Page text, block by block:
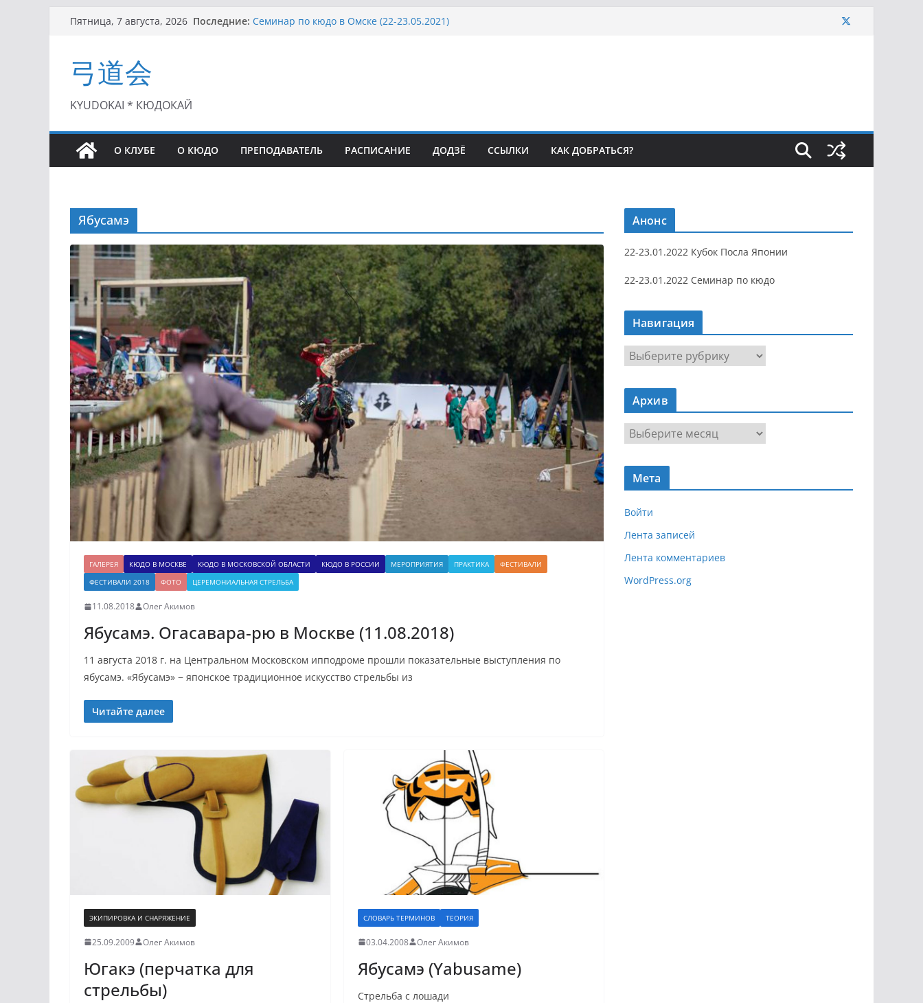
Перейти
Пятница, 7 августа, 2026 Последние: Семинар по кюдо в Омске (22-23.05.2021)
弓道会
KYUDOKAI * КЮДОКАЙ
О КЛУБЕ О КЮДО ПРЕПОДАВАТЕЛЬ РАСПИСАНИЕ ДОДЗЁ ССЫЛКИ КАК ДОБРАТЬСЯ?
Ябусамэ
ГАЛЕРЕЯ КЮДО В МОСКВЕ КЮДО В МОСКОВСКОЙ ОБЛАСТИ КЮДО В РОССИИ МЕРОПРИЯТИЯ ПРАКТИКА
ФЕСТИВАЛИ
ФЕСТИВАЛИ 2018
ФОТО ЦЕРЕМОНИАЛЬНАЯ СТРЕЛЬБА
11.08.2018 Олег Акимов
Ябусамэ. Огасавара-рю в Москве (11.08.2018)
11 августа 2018 г. на Центральном Московском ипподроме прошли показательные выступления по
ябусамэ. «Ябусамэ» − японское традиционное искусство стрельбы из
Читайте далее
ЭКИПИРОВКА И СНАРЯЖЕНИЕ
25.09.2009 Олег Акимов
Югакэ (перчатка для
стрельбы)
СЛОВАРЬ ТЕРМИНОВ ТЕОРИЯ
03.04.2008 Олег Акимов
Ябусамэ (Yabusame)
Стрельба с лошади
Анонс
22-23.01.2022 Кубок Посла Японии
22-23.01.2022 Семинар по кюдо
Навигация
Н
а
в
г
я
Архив
р
х
Мета
Войти
Лента записей
Лента комментариев
WordPress.org